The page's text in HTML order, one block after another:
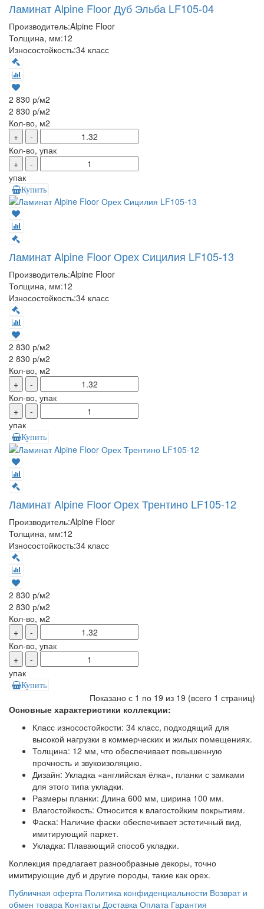
Ламинат Alpine Floor Дуб Эльба LF105-04
Производитель:Alpine Floor
Толщина, мм:12
Износостойкость:34 класс
2 830 р/м2
2 830 р/м2
Кол-во, м2
+
-
Кол-во, упак
+
-
упак
Купить
Ламинат Alpine Floor Орех Сицилия LF105-13
Производитель:Alpine Floor
Толщина, мм:12
Износостойкость:34 класс
2 830 р/м2
2 830 р/м2
Кол-во, м2
+
-
Кол-во, упак
+
-
упак
Купить
Ламинат Alpine Floor Орех Трентино LF105-12
Производитель:Alpine Floor
Толщина, мм:12
Износостойкость:34 класс
2 830 р/м2
2 830 р/м2
Кол-во, м2
+
-
Кол-во, упак
+
-
упак
Купить
Показано с 1 по 19 из 19 (всего 1 страниц)
Основные характеристики коллекции:
Класс износостойкости: 34 класс, подходящий для
высокой нагрузки в коммерческих и жилых помещениях.
Толщина: 12 мм, что обеспечивает повышенную
прочность и звукоизоляцию.
Дизайн: Укладка «английская ёлка», планки с замками
для этого типа укладки.
Размеры планки: Длина 600 мм, ширина 100 мм.
Влагостойкость: Относится к влагостойким покрытиям.
Фаска: Наличие фаски обеспечивает эстетичный вид,
имитирующий паркет.
Укладка: Плавающий способ укладки.
Коллекция предлагает разнообразные декоры, точно
имитирующие дуб и другие породы, такие как орех.
Публичная оферта Политика конфиденциальности Возврат и
обмен товара Контакты Доставка Оплата Гарантия